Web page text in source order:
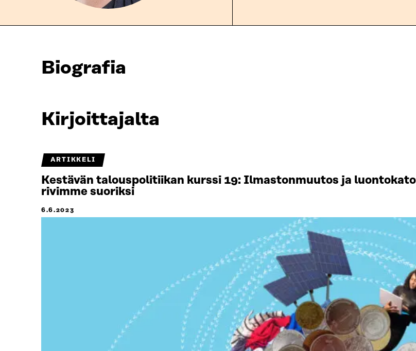
Biografia
Kirjoittajalta
ARTIKKELI
Kestävän talouspolitiikan kurssi 19: Ilmastonmuutos ja
rivimme suoriksi
6.6.2023